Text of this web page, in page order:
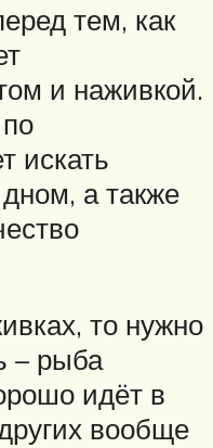
тем, как
и наживкой.
искать
а также
то нужно
– рыба
идёт в
вообще